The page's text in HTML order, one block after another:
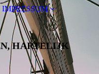
IMPRESSUM
HARTELIJK